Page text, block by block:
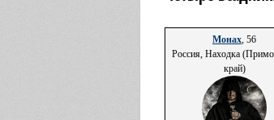
Монах, 56
Россия, Находка
край)